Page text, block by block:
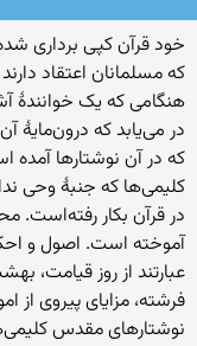
خود قرآن کپی برداری
که مسلمانان اعتقاد
هنگامی که یک خوانندهٔ
در می‌یابد که
که در آن نوشتارها
کلیمی‌ها که جنبهٔ وحی
در قرآن بکار رفته‌است.
آموخته است. اصول و
عبارتند از روز قیامت،
فرشته، مزایای پیروی از
نوشتارهای مقدس